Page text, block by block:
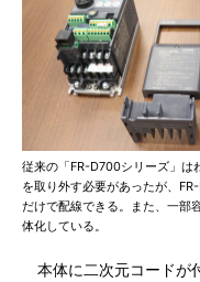
従来の「FR-D700シリーズ」は
を取り外す必要があったが、
だけで配線できる。また、一部
体化している。
本体に二次元コードが